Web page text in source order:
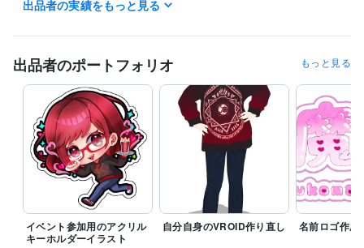
ライティング・翻訳 小説 ライティング イラスト
出品者の実績をもっと見る
出品者のポートフォリオ もっと見る
イベント参加用のアクリル
キーホルダーイラスト
自分自身のVROID作り直し 名前ロゴ作成